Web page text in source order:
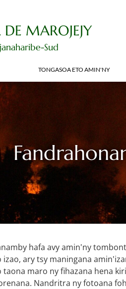
MAROJEJY
Sud
TONGASOA ETO AMIN'NY
hafa avy amin'ny
ary tsy maningana
maro ny fihazana hena
Nandritra ny fotoana